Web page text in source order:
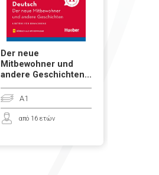
Der neue
Mitbewohner und
andere Geschichten...
A1
από 16 ετών